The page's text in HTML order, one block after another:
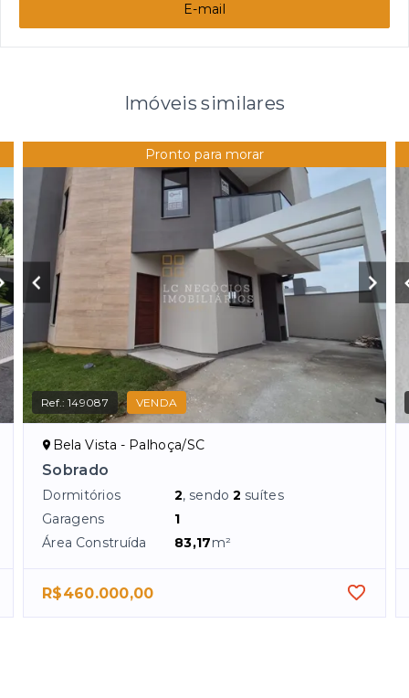
E-mail
Imóveis similares
Pronto para morar
Ref.:149087 VENDA
Bela Vista - Palhoça/SC
Sobrado
Dormitórios 2, sendo2 suítes
Garagens
1
Área Construída
83,17m²
R$460.000,00